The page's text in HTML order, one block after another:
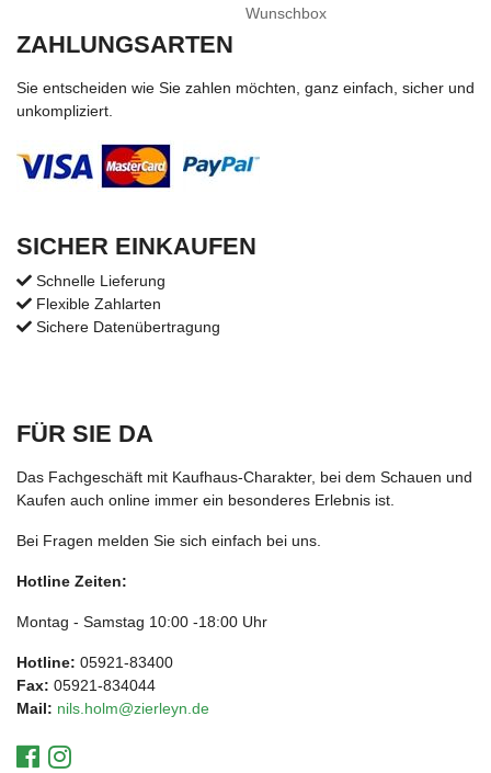
Wunschbox
ZAHLUNGSARTEN
Sie entscheiden wie Sie zahlen möchten, ganz einfach, sicher und
unkompliziert.
SICHER EINKAUFEN
Schnelle Lieferung
Flexible Zahlarten
Sichere Datenübertragung
FÜR SIE DA
Das Fachgeschäft mit Kaufhaus-Charakter, bei dem Schauen und
Kaufen auch online immer ein besonderes Erlebnis ist.
Bei Fragen melden Sie sich einfach bei uns.
Hotline Zeiten:
Montag - Samstag 10:00 -18:00 Uhr
Hotline: 05921-83400
Fax: 05921-834044
Mail: nils.holm@zierleyn.de